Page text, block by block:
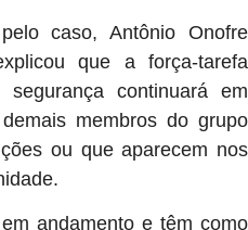
caso, Antônio Onofre
que a força-tarefa
continuará em
membros do grupo
ou que aparecem nos
andamento e têm como